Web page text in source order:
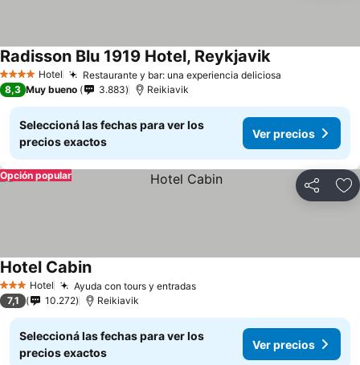
4 EstrellasHotel Restaurante y bar: una experiencia deliciosa
Radisson Blu 1919 Hotel, Reykjavik
8,3 Muy bueno 3.883 Reikiavik
Seleccioná las fechas para ver los
precios exactos
Ver precios
Compartir
Opción popular
3 Estrellas
Hotel Ayuda con tours y entradas
Hotel Cabin
7,1 10.272 Reikiavik
Seleccioná las fechas para ver los
precios exactos
Ver precios